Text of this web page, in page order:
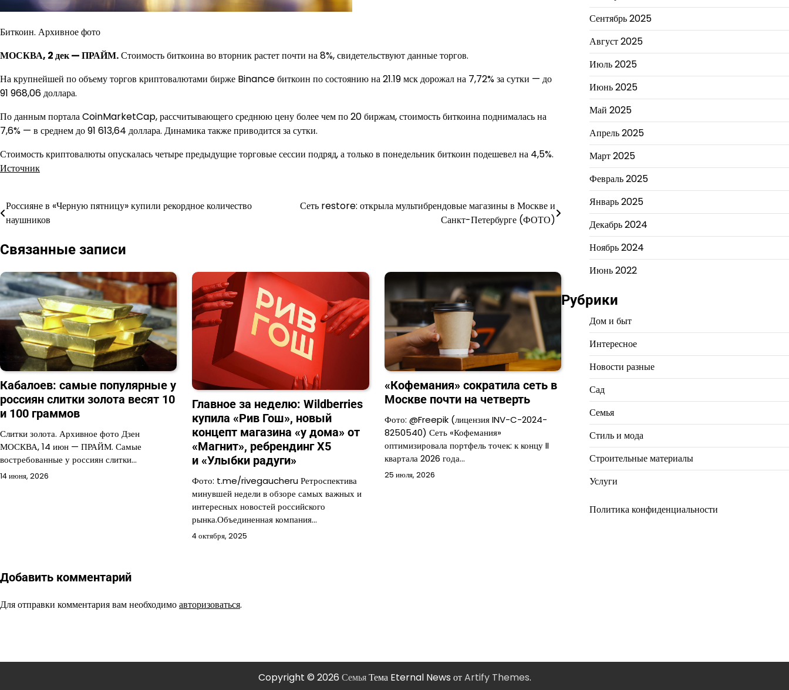
Биткоин. Архивное фото
МОСКВА, 2 дек — ПРАЙМ.Стоимость биткоина во вторник растет почти на 8%, свидетельствуют данные торгов.
На крупнейшей по объему торгов криптовалютами бирже Binance биткоин по состоянию на 21.19 мск дорожал на 7,72% за сутки — до
91 968,06 доллара.
По данным портала CoinMarketCap, рассчитывающего среднюю цену более чем по 20 биржам, стоимость биткоина поднималась на
7,6% — в среднем до 91 613,64 доллара. Динамика также приводится за сутки.
Стоимость криптовалюты опускалась четыре предыдущие торговые сессии подряд, а только в понедельник биткоин подешевел на 4,5%.
Источник
Навигация
по
записям
Россияне в «Черную пятницу» купили рекордное количество
наушников
Сеть restore: открыла мультибрендовые магазины в Москве и
Санкт-Петербурге (ФОТО)
Связанные записи
Кабалоев: самые популярные у
россиян слитки золота весят 10
и 100 граммов
Слитки золота. Архивное фото Дзен
МОСКВА, 14 июн — ПРАЙМ. Самые
востребованные у россиян слитки…
14 июня, 2026
Главное за неделю: Wildberries
купила «Рив Гош», новый
концепт магазина «у дома» от
«Магнит», ребрендинг X5
и «Улыбки радуги»
Фото: t.me/rivegaucheru Ретроспектива
минувшей недели в обзоре самых важных и
интересных новостей российского
рынка.Объединенная компания…
4 октября, 2025
«Кофемания» сократила сеть в
Москве почти на четверть
Фото: @Freepik (лицензия INV-C-2024-
8250540) Сеть «Кофемания»
оптимизировала портфель точек: к концу II
квартала 2026 года…
25 июля, 2026
Добавить комментарий
Для отправки комментария вам необходимоавторизоваться.
Сентябрь 2025
Август 2025
Июль 2025
Июнь 2025
Май 2025
Апрель 2025
Март 2025
Февраль 2025
Январь 2025
Декабрь 2024
Ноябрь 2024
Июнь 2022
Рубрики
Дом и быт
Интересное
Новости разные
Сад
Семья
Стиль и мода
Строительные материалы
Услуги
Политика конфиденциальности
Copyright © 2026 СемьяТема Eternal News отArtify Themes.